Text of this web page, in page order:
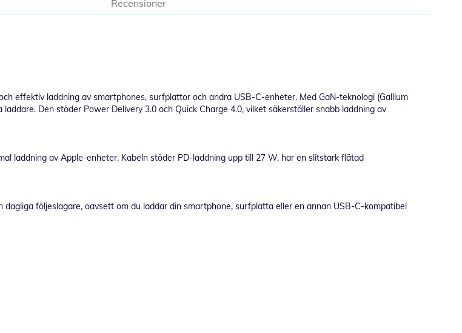
effektiv laddning av smartphones, surfplattor och andra USB-C-enheter. Med GaN-teknologi (Gallium
Den stöder Power Delivery 3.0 och Quick Charge 4.0, vilket säkerställer snabb laddning av
laddning av Apple-enheter. Kabeln stöder PD-laddning upp till 27 W, har en slitstark flätad
följeslagare, oavsett om du laddar din smartphone, surfplatta eller en annan USB-C-kompatibel
Recensioner